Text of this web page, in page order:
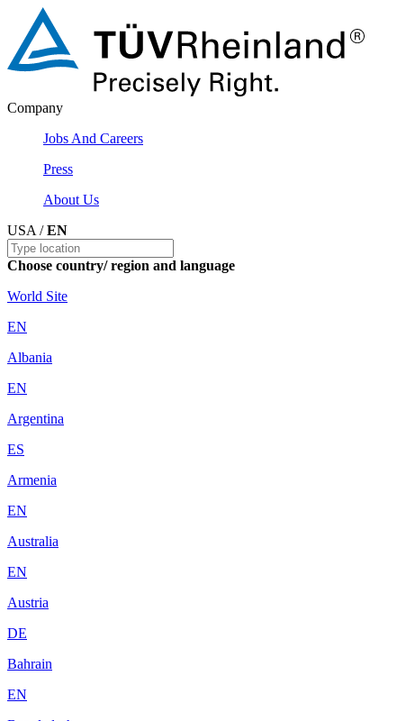
Company
Jobs And Careers
Press
About Us
USA /EN
Choose country/ region and language
World Site
EN
Albania
EN
Argentina
ES
Armenia
EN
Australia
EN
Austria
DE
Bahrain
EN